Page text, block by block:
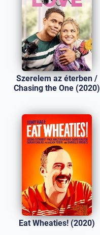
Szerelem az éterben /
Chasing the One (2020)
Eat Wheaties! (2020)